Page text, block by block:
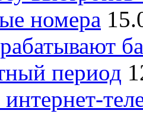
номера
период
интернет-